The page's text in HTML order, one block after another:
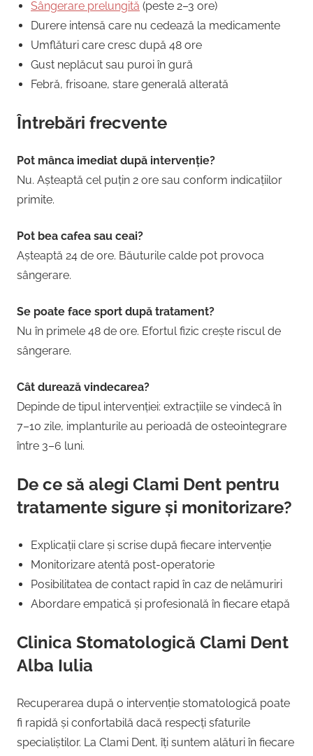
Sângerare prelungită (peste 2–3 ore)
Durere intensă care nu cedează la medicamente
Umflături care cresc după 48 ore
Gust neplăcut sau puroi în gură
Febră, frisoane, stare generală alterată
Întrebări frecvente
Pot mânca imediat după intervenție?
Nu. Așteaptă cel puțin 2 ore sau conform indicațiilor
primite.
Pot bea cafea sau ceai?
Așteaptă 24 de ore. Băuturile calde pot provoca
sângerare.
Se poate face sport după tratament?
Nu în primele 48 de ore. Efortul fizic crește riscul de
sângerare.
Cât durează vindecarea?
Depinde de tipul intervenției: extracțiile se vindecă în
7–10 zile, implanturile au perioadă de osteointegrare
între 3–6 luni.
De ce să alegi Clami Dent pentru
tratamente sigure și monitorizare?
Explicații clare și scrise după fiecare intervenție
Monitorizare atentă post-operatorie
Posibilitatea de contact rapid în caz de nelămuriri
Abordare empatică și profesională în fiecare etapă
Clinica Stomatologică Clami Dent
Alba Iulia
Recuperarea după o intervenție stomatologică poate
fi rapidă și confortabilă dacă respecți sfaturile
specialiștilor. La Clami Dent, îți suntem alături în fiecare